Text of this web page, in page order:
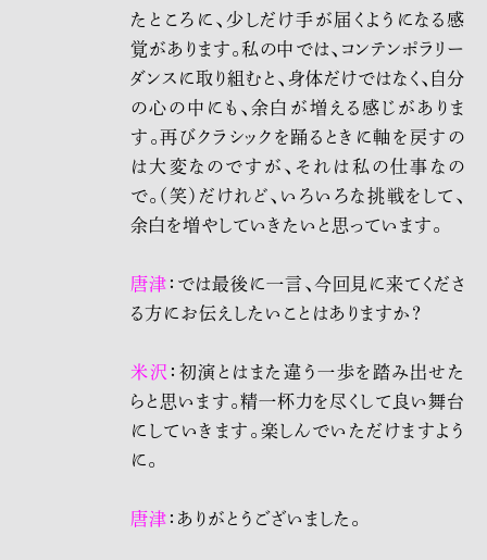
たところに、少しだけ手が届くようになる感
覚があります。私の中では、コンテンポラリー
ダンスに取り組むと、身体だけではなく、自分
の心の中にも、余白が増える感じがありま
す。再びクラシックを踊るときに軸を戻すの
は大変なのですが、それは私の仕事なの
で。（笑）だけれど、いろいろな挑戦をして、
余白を増やしていきたいと思っています。
唐津 ：では最後に一言、今回見に来てくださ
る方にお伝えしたいことはありますか？
米沢 ：初演とはまた違う一歩を踏み出せた
らと思います。精一杯力を尽くして良い舞台
にしていきます。楽しんでいただけますよう
に。
唐津 ：ありがとうございました。